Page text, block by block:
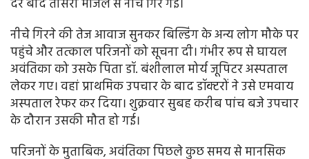
देर बाद तीसरी मंजिल से नीचे गिर गई।
नीचे गिरने की तेज आवाज सुनकर बिल्डिंग के अन्य लोग मौके पर
पहुंचे और तत्काल परिजनों को सूचना दी। गंभीर रूप से घायल
अवंतिका को उसके पिता डॉ. बंशीलाल मोर्य जूपिटर अस्पताल
लेकर गए। वहां प्राथमिक उपचार के बाद डॉक्टरों ने उसे एमवाय
अस्पताल रेफर कर दिया। शुक्रवार सुबह करीब पांच बजे उपचार
के दौरान उसकी मौत हो गई।
परिजनों के मुताबिक, अवंतिका पिछले कुछ समय से मानसिक